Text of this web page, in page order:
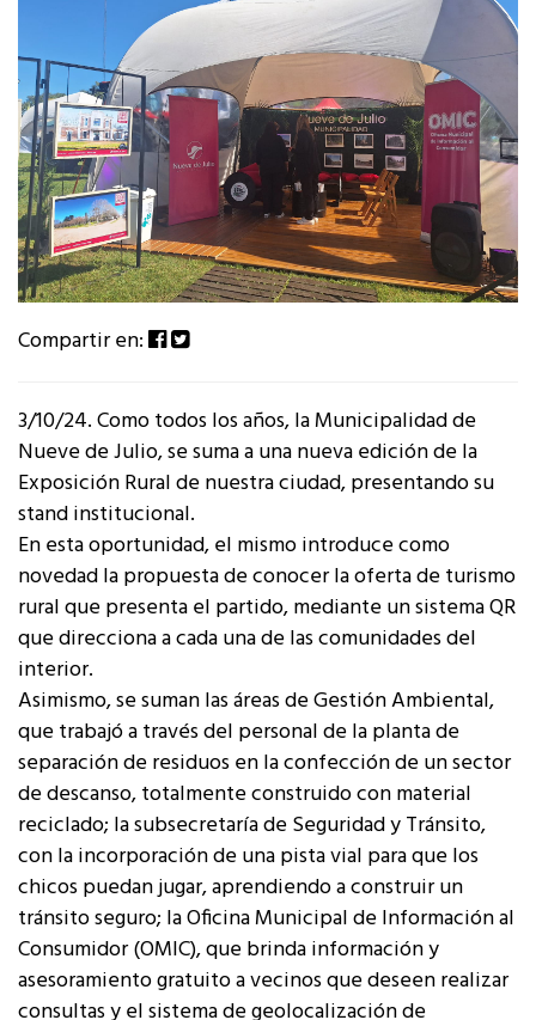
Compartir en:
3/10/24. Como todos los años, la Municipalidad de
Nueve de Julio, se suma a una nueva edición de la
Exposición Rural de nuestra ciudad, presentando su
stand institucional.
En esta oportunidad, el mismo introduce como
novedad la propuesta de conocer la oferta de turismo
rural que presenta el partido, mediante un sistema QR
que direcciona a cada una de las comunidades del
interior.
Asimismo, se suman las áreas de Gestión Ambiental,
que trabajó a través del personal de la planta de
separación de residuos en la confección de un sector
de descanso, totalmente construido con material
reciclado; la subsecretaría de Seguridad y Tránsito,
con la incorporación de una pista vial para que los
chicos puedan jugar, aprendiendo a construir un
tránsito seguro; la Oficina Municipal de Información al
Consumidor (OMIC), que brinda información y
asesoramiento gratuito a vecinos que deseen realizar
consultas y el sistema de geolocalización de